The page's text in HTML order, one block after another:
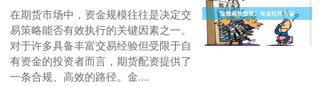
在期货市场中，资金规模往往是决定交
易策略能否有效执行的关键因素之一。
对于许多具备丰富交易经验但受限于自
有资金的投资者而言，期货配资提供了
一条合规、高效的路径。金....